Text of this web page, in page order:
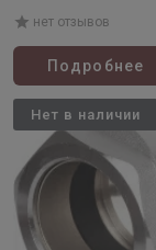
нет отзывов
Подробнее
Нет в наличии